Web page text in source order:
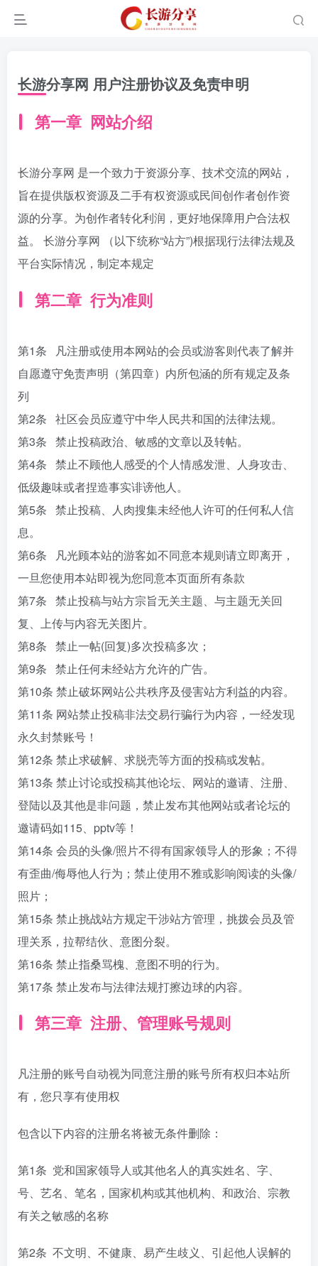
长游分享网 用户注册协议及免责申明
第一章 网站介绍
长游分享网 是一个致力于资源分享、技术交流的网站，
旨在提供版权资源及二手有权资源或民间创作者创作资
源的分享。为创作者转化利润，更好地保障用户合法权
益。 长游分享网 （以下统称“站方”)根据现行法律法规及
平台实际情况，制定本规定
第二章 行为准则
第1条 凡注册或使用本网站的会员或游客则代表了解并
自愿遵守免责声明（第四章）内所包涵的所有规定及条
列
第2条 社区会员应遵守中华人民共和国的法律法规。
第3条 禁止投稿政治、敏感的文章以及转帖。
第4条 禁止不顾他人感受的个人情感发泄、人身攻击、
低级趣味或者捏造事实诽谤他人。
第5条 禁止投稿、人肉搜集未经他人许可的任何私人信
息。
第6条 凡光顾本站的游客如不同意本规则请立即离开，
一旦您使用本站即视为您同意本页面所有条款
第7条 禁止投稿与站方宗旨无关主题、与主题无关回
复、上传与内容无关图片。
第8条 禁止一帖(回复)多次投稿多次；
第9条 禁止任何未经站方允许的广告。
第10条 禁止破坏网站公共秩序及侵害站方利益的内容。
第11条 网站禁止投稿非法交易行骗行为内容，一经发现
永久封禁账号！
第12条 禁止求破解、求脱壳等方面的投稿或发帖。
第13条 禁止讨论或投稿其他论坛、网站的邀请、注册、
登陆以及其他是非问题，禁止发布其他网站或者论坛的
邀请码如115、pptv等！
第14条 会员的头像/照片不得有国家领导人的形象；不得
有歪曲/侮辱他人行为；禁止使用不雅或影响阅读的头像/
照片；
第15条 禁止挑战站方规定干涉站方管理，挑拨会员及管
理关系，拉帮结伙、意图分裂。
第16条 禁止指桑骂槐、意图不明的行为。
第17条 禁止发布与法律法规打擦边球的内容。
第三章 注册、管理账号规则
凡注册的账号自动视为同意注册的账号所有权归本站所
有，您只享有使用权
包含以下内容的注册名将被无条件删除：
第1条 党和国家领导人或其他名人的真实姓名、字、
号、艺名、笔名，国家机构或其他机构、和政治、宗教
有关之敏感的名称
第2条 不文明、不健康、易产生歧义、引起他人误解的